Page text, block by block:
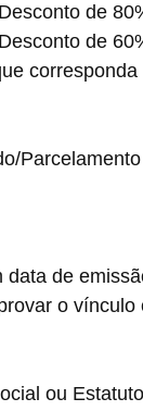
Desconto de
Parcelamento
data de
o
ou